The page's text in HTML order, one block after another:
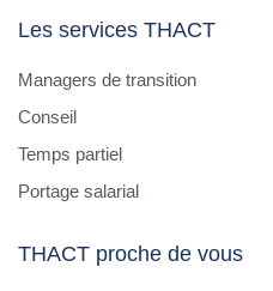
Les services THACT
Managers de transition
Conseil
Temps partiel
Portage salarial
THACT proche de vous